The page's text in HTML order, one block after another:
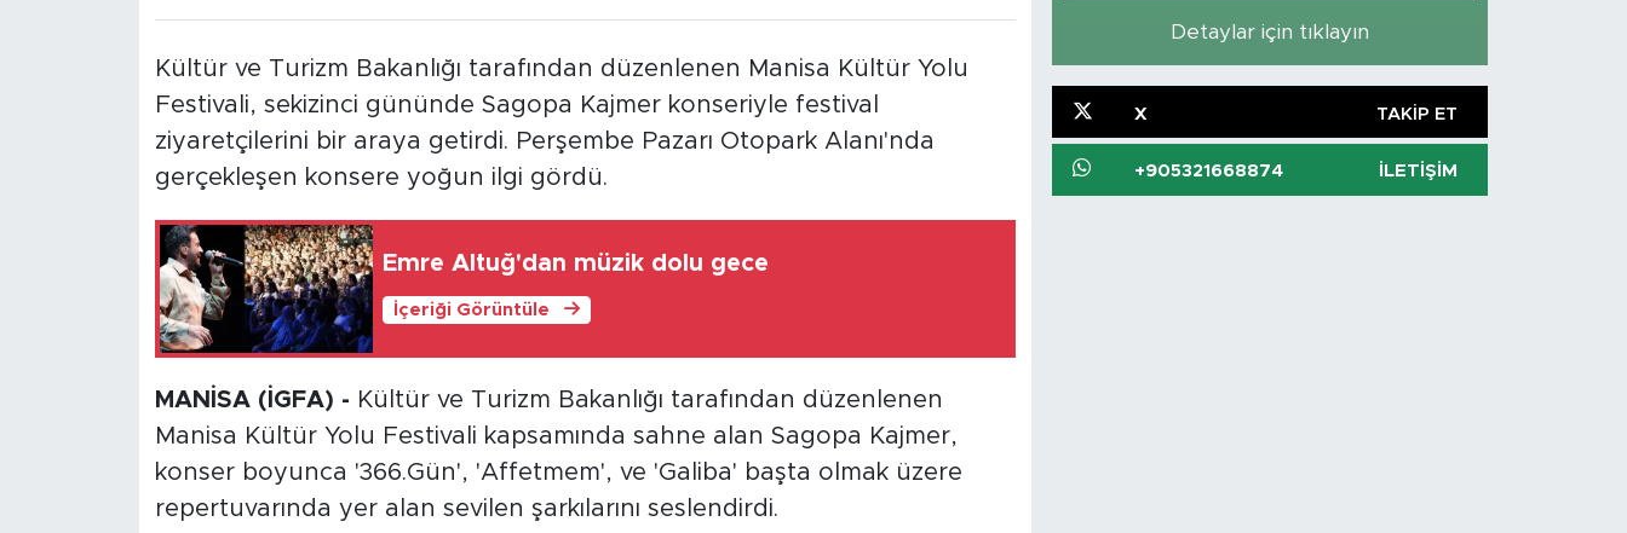
Kültür ve Turizm Bakanlığı tarafından düzenlenen Manisa Kültür Yolu
Festivali, sekizinci gününde Sagopa Kajmer konseriyle festival
ziyaretçilerini bir araya getirdi. Perşembe Pazarı Otopark Alanı'nda
gerçekleşen konsere yoğun ilgi gördü.
Emre Altuğ'dan müzik dolu gece
İçeriği Görüntüle
MANİSA (İGFA) - Kültür ve Turizm Bakanlığı tarafından düzenlenen
Manisa Kültür Yolu Festivali kapsamında sahne alan Sagopa Kajmer,
konser boyunca '366.Gün', 'Affetmem', ve 'Galiba' başta olmak üzere
repertuvarında yer alan sevilen şarkılarını seslendirdi.
Detaylar için tıklayın
X TAKIP ET
+905321668874 İLETIŞIM